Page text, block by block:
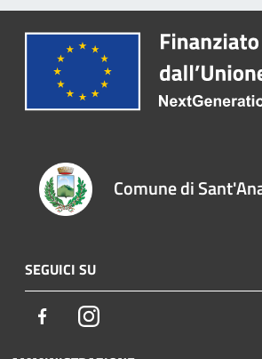
Comune di
SEGUICI SU
FacebookInstagram